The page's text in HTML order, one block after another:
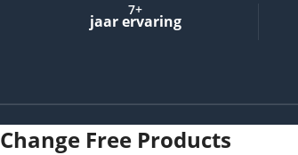
7+
jaar ervaring
Change Free Products